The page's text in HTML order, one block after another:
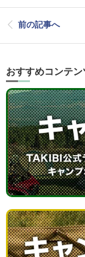
前の記事へ
おすすめコンテン